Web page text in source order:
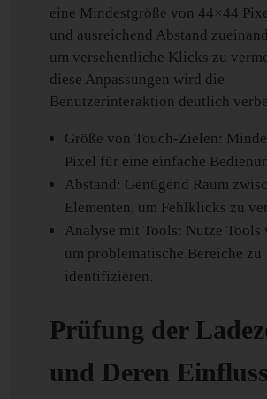
eine Mindestgröße von 44×44
und ausreichend Abstand
um versehentliche Klicks zu
diese Anpassungen wird die
Benutzerinteraktion deutlich
Größe von Touch-Zielen:
Pixel für eine einfache
Abstand: Genügend Raum
Elementen, um Fehlklicks zu
Analyse mit Tools: Nutze Tools
um problematische Bereiche zu
identifizieren.
Prüfung der
und Deren